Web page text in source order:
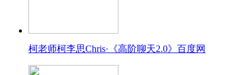
柯老师柯李思Chris·《高阶聊天2.0》百度网